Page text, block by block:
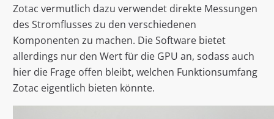
Zotac vermutlich dazu verwendet direkte Messungen
des Stromflusses zu den verschiedenen
Komponenten zu machen. Die Software bietet
allerdings nur den Wert für die GPU an, sodass auch
hier die Frage offen bleibt, welchen Funktionsumfang
Zotac eigentlich bieten könnte.